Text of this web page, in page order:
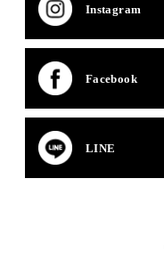
Instagram
Facebook
LINE